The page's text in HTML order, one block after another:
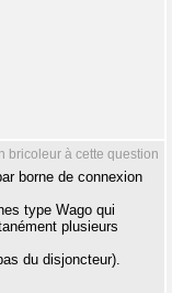
bricoleur à cette question
borne de connexion
type Wago qui
plusieurs
du disjoncteur).